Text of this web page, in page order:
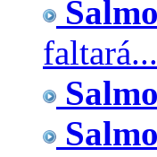
faltará...